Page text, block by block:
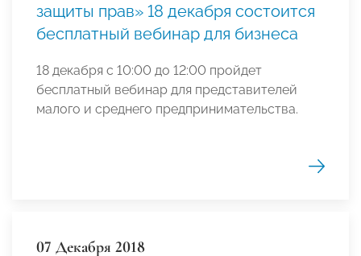
защиты прав» 18 декабря состоится
бесплатный вебинар для бизнеса
18 декабря с 10:00 до 12:00 пройдет
бесплатный вебинар для представителей
малого и среднего предпринимательства.
07 Декабря 2018